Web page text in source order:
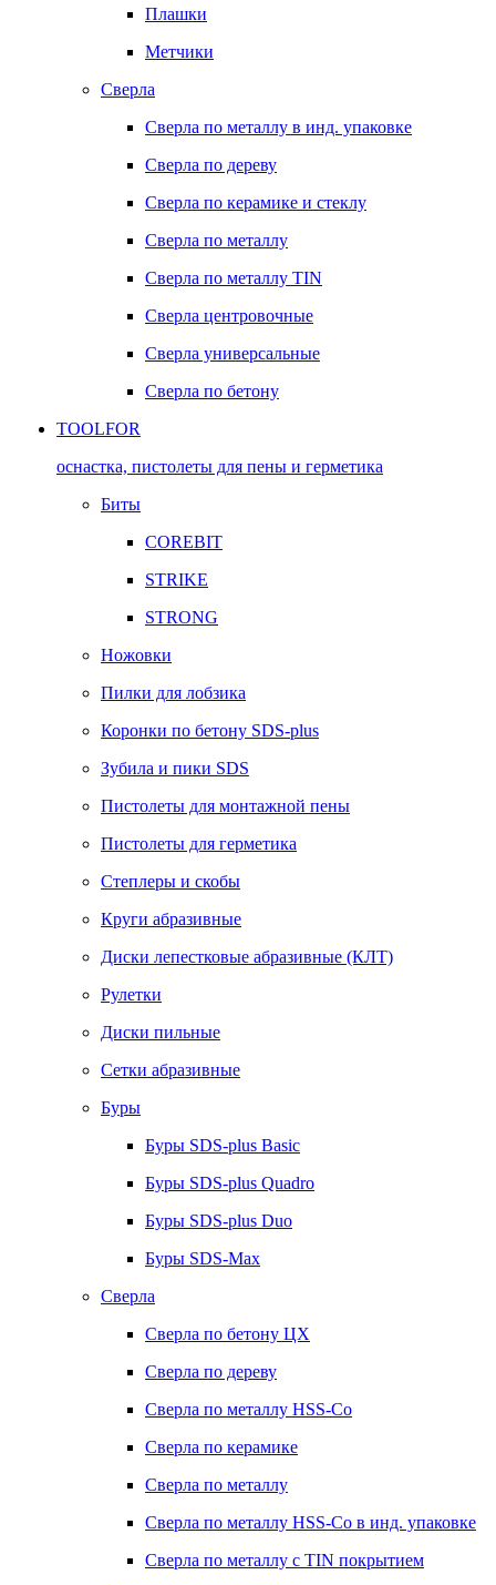
Плашки
Метчики
Сверла
Сверла по металлу в инд. упаковке
Сверла по дереву
Сверла по керамике и стеклу
Сверла по металлу
Сверла по металлу TIN
Сверла центровочные
Сверла универсальные
Сверла по бетону
TOOLFOR
оснастка, пистолеты для пены и герметика
Биты
COREBIT
STRIKE
STRONG
Ножовки
Пилки для лобзика
Коронки по бетону SDS-plus
Зубила и пики SDS
Пистолеты для монтажной пены
Пистолеты для герметика
Степлеры и скобы
Круги абразивные
Диски лепестковые абразивные (КЛТ)
Рулетки
Диски пильные
Сетки абразивные
Буры
Буры SDS-plus Basic
Буры SDS-plus Quadro
Буры SDS-plus Duo
Буры SDS-Max
Сверла
Сверла по бетону ЦХ
Сверла по дереву
Сверла по металлу HSS-Co
Сверла по керамике
Сверла по металлу
Сверла по металлу HSS-Co в инд. упаковке
Сверла по металлу с TIN покрытием